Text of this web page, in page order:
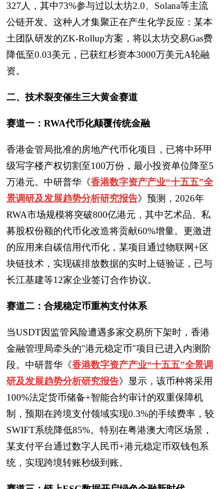
327人，其中73%参与过以太坊2.0、Solana等主流
公链开发。这种人才集聚正在产生化学反应：某本
土团队研发的ZK-Rollup方案，将以太坊交易Gas费
降低至0.03美元，已获红杉资本3000万美元A轮融
资。
二、技术裂变催生三大黄金赛道
赛道一：RWA代币化颠覆传统金融
香港金管局批准的房地产代币化项目，已将中环甲
级写字楼产权切割至100万份，最小投资单位降至5
万港元。中研普华《香港数字资产产业“十五五”全
景调研及发展趋势分析研究报告》预测，2026年
RWA市场规模将突破800亿港元，其中艺术品、私
募股权份额的代币化改造将贡献60%增量。更激进
的应用来自碳信用代币化，某项目通过物联网+区
块链技术，实现碳排放数据的实时上链验证，已与
长江基建等12家企业签订合作协议。
赛道二：合规稳定币重构支付体系
当USDT因监管风险遭遇多家交易所下架时，香港
金融管理局牵头的"港元稳定币"项目已进入内测阶
段。中研普华《香港数字资产产业“十五五”全景调
研及发展趋势分析研究报告》显示，该币种将采用
100%法定货币储备+智能合约审计的双重保障机
制，预期在跨境支付领域实现0.3%的手续费率，较
SWIFT系统降低85%。特别在粤港澳大湾区场景，
某支付平台通过数字人民币+港元稳定币双钱包系
统，实现跨境转账秒级到账。